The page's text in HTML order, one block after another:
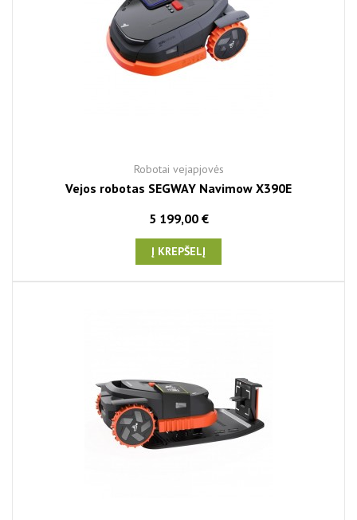
Robotai vejapjovės
Vejos robotas SEGWAY Navimow X390E
5 199,00 €
Į KREPŠELĮ